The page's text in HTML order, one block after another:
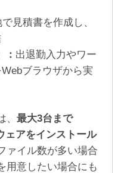
見積書を作成し、
： 出退勤入力やワー
ブラウザから実
最大3台まで
ェアをインストール
ァイル数が多い場合
用意したい場合にも